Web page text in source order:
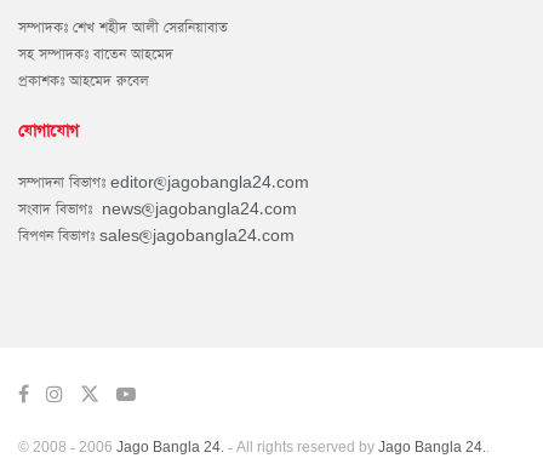
সম্পাদকঃ শেখ শহীদ আলী সেরনিয়াবাত
সহ সম্পাদকঃ বাতেন আহমেদ
প্রকাশকঃ আহমেদ রুবেল
যোগাযোগ
সম্পাদনা বিভাগঃ editor@jagobangla24.com
সংবাদ বিভাগঃ news@jagobangla24.com
বিপণন বিভাগঃ sales@jagobangla24.com
© 2008 - 2006 Jago Bangla 24. - All rights reserved by Jago Bangla 24..